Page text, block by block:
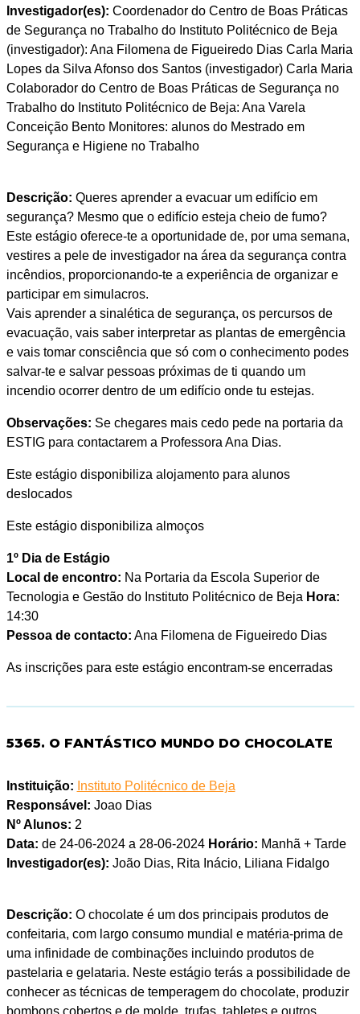
Investigador(es): Coordenador do Centro de Boas Práticas
de Segurança no Trabalho do Instituto Politécnico de Beja
(investigador): Ana Filomena de Figueiredo Dias Carla Maria
Lopes da Silva Afonso dos Santos (investigador) Carla Maria
Colaborador do Centro de Boas Práticas de Segurança no
Trabalho do Instituto Politécnico de Beja: Ana Varela
Conceição Bento Monitores: alunos do Mestrado em
Segurança e Higiene no Trabalho
Descrição: Queres aprender a evacuar um edifício em
segurança? Mesmo que o edifício esteja cheio de fumo?
Este estágio oferece-te a oportunidade de, por uma semana,
vestires a pele de investigador na área da segurança contra
incêndios, proporcionando-te a experiência de organizar e
participar em simulacros.
Vais aprender a sinalética de segurança, os percursos de
evacuação, vais saber interpretar as plantas de emergência
e vais tomar consciência que só com o conhecimento podes
salvar-te e salvar pessoas próximas de ti quando um
incendio ocorrer dentro de um edifício onde tu estejas.
Observações: Se chegares mais cedo pede na portaria da
ESTIG para contactarem a Professora Ana Dias.
Este estágio disponibiliza alojamento para alunos
deslocados
Este estágio disponibiliza almoços
1º Dia de Estágio
Local de encontro: Na Portaria da Escola Superior de
Tecnologia e Gestão do Instituto Politécnico de Beja Hora:
14:30
Pessoa de contacto: Ana Filomena de Figueiredo Dias
As inscrições para este estágio encontram-se encerradas
5365. O FANTÁSTICO MUNDO DO CHOCOLATE
Instituição: Instituto Politécnico de Beja
Responsável: Joao Dias
Nº Alunos: 2
Data: de 24-06-2024 a 28-06-2024 Horário: Manhã + Tarde
Investigador(es): João Dias, Rita Inácio, Liliana Fidalgo
Descrição: O chocolate é um dos principais produtos de
confeitaria, com largo consumo mundial e matéria-prima de
uma infinidade de combinações incluindo produtos de
pastelaria e gelataria. Neste estágio terás a possibilidade de
conhecer as técnicas de temperagem do chocolate, produzir